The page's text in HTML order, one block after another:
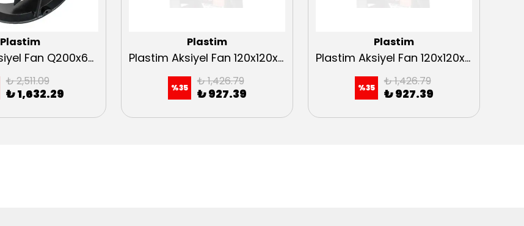
Plastim
Plastim Aksiyel Fan Q200x60mm 230VAC Rulmanlı Yuvarlak
₺ 2,511.09
₺ 1,632.29
Plastim
Plastim Aksiyel Fan 120x120x38mm 12VDC Bilezikli
%35 ₺ 1,426.79
₺ 927.39
Plastim
Plastim Aksiyel Fan 120x120x38mm 48VDC Bilezikli
%35 ₺ 1,426.79
₺ 927.39